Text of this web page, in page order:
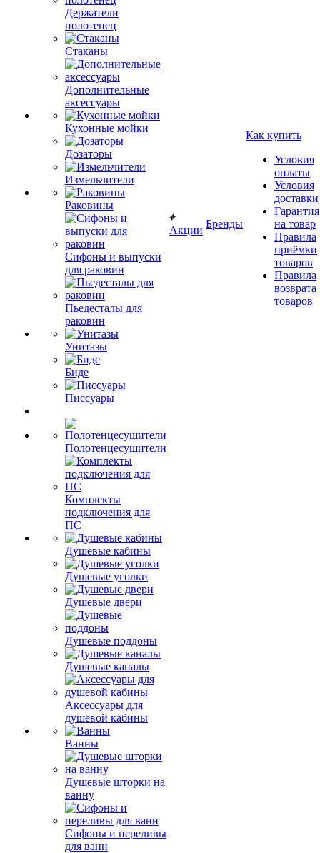
Держатели
полотенец
Стаканы
Дополнительные
аксессуары
Кухонные мойки
Дозаторы
Измельчители
Раковины
Сифоны и выпуски
для раковин
Пьедесталы для
раковин
Унитазы
Биде
Писсуары
Полотенцесушители
Комплекты
подключения для
ПС
Душевые кабины
Душевые уголки
Душевые двери
Душевые поддоны
Душевые каналы
Аксессуары для
душевой кабины
Ванны
Душевые шторки на
ванну
Сифоны и переливы
для ванн
Акции
Бренды
Как купить
Условия
оплаты
Условия
доставки
Гарантия
на товар
Правила
приёмки
товаров
Правила
возврата
товаров